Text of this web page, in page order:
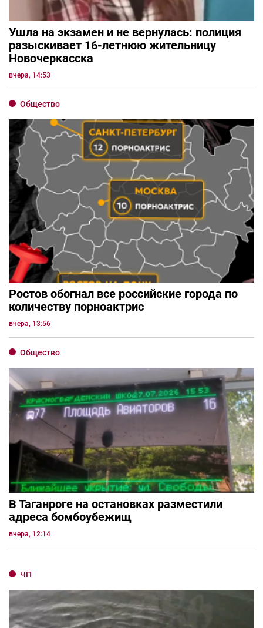
Ушла на экзамен и не вернулась: полиция
разыскивает 16-летнюю жительницу
Новочеркасска
вчера, 14:53
Общество
Ростов обогнал все российские города по
количеству порноактрис
вчера, 13:56
Общество
В Таганроге на остановках разместили
адреса бомбоубежищ
вчера, 12:14
ЧП